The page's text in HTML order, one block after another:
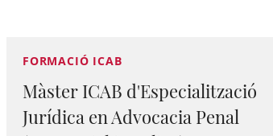
FORMACIÓ ICAB
Màster ICAB d'Especialització
Jurídica en Advocacia Penal